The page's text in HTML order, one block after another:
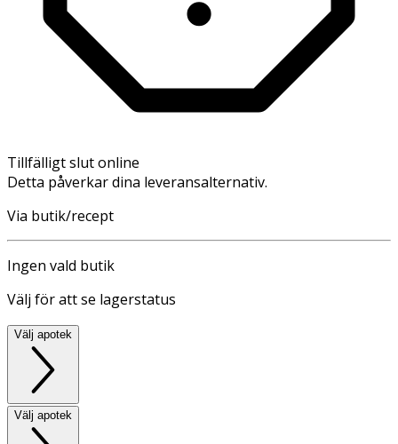
Tillfälligt slut online
Detta påverkar dina leveransalternativ.
Via butik/recept
Ingen vald butik
Välj för att se lagerstatus
Välj apotek
Välj apotek